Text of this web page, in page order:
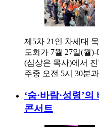
제5차 21인 차세대
도회가 7월 27일(월
(심상은 목사)에서
주중 오전 5시 30분
‘숨·바람·성령’
콘서트